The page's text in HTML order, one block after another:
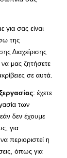
για σας είναι
της
Διαχείρισης
μας ζητήσετε
σε αυτά.
: έχετε
των
δεν έχουμε
για
περιοριστεί η
όπως για